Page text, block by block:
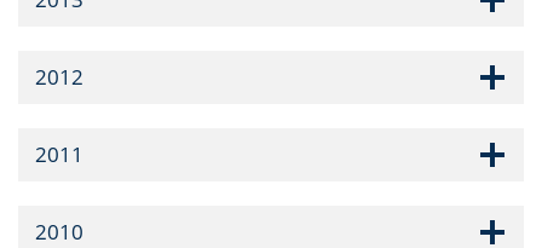
2012
2011
2010